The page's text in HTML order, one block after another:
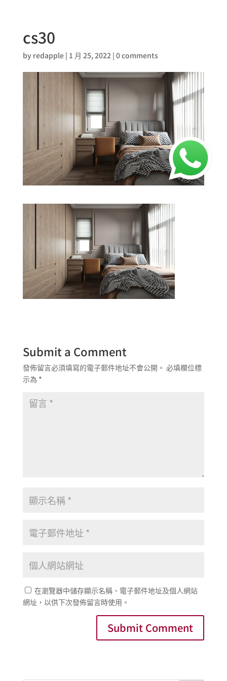
cs30
by redapple| 1 月 25, 2022| 0 comments
Submit a Comment
發佈留言必須填寫的電子郵件地址不會公開。 必填欄位標
示為 *
在瀏覽器中儲存顯示名稱、電子郵件地址及個人網站
網址，以供下次發佈留言時使用。